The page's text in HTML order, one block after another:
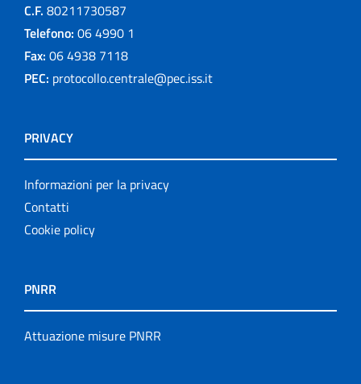
C.F. 80211730587
Telefono: 06 4990 1
Fax: 06 4938 7118
PEC: protocollo.centrale@pec.iss.it
PRIVACY
Informazioni per la privacy
Contatti
Cookie policy
PNRR
Attuazione misure PNRR